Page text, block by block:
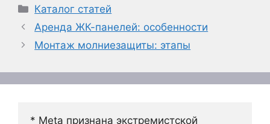
Рубрики
Каталог статей
Аренда ЖК-панелей: особенности
Монтаж молниезащиты: этапы
* Meta признана экстремистской